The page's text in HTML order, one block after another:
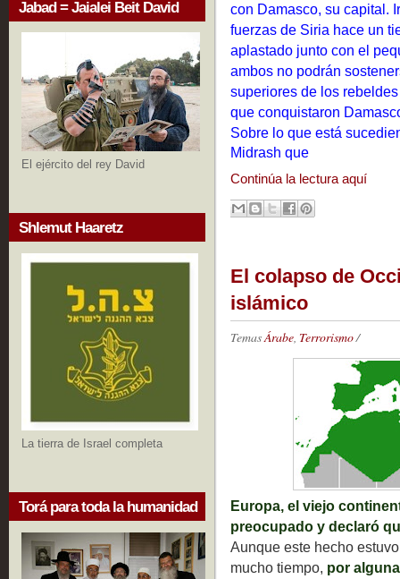
Jabad = Jaialei Beit David
El ejército del rey David
Shlemut Haaretz
La tierra de Israel completa
Torá para toda la humanidad
con Damasco, su capital.
fuerzas de Siria hace un
aplastado junto con el
ambos no podrán
superiores de los
que conquistaron
Sobre lo que está
Midrash que
Continúa la lectura aquí
El colapso de
islámico
TemasÁrabe, Terrorismo/
Europa, el viejo
preocupado y declaró
Aunque este hecho
mucho tiempo, por